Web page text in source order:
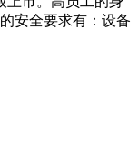
安全要求有：设备